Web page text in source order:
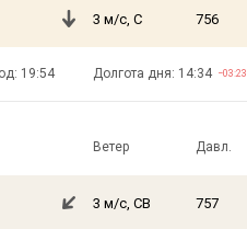
3 м/с, С 756
19:54 Долгота дня: 14:34 −03:23
Ветер Давл.
3 м/с, СВ 757